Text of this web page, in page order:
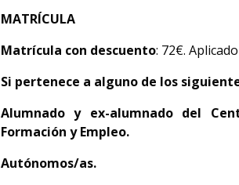
MATRÍCULA
Matrícula con descuento: 72€.
Si pertenece a alguno de los
Alumnado y ex-alumnado del
Formación y Empleo.
Autónomos/as.